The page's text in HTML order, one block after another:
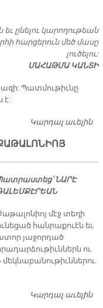
ընելու կարողութեան
հարցերուն մեծ մասը
լուծելու:
ՄԱՀԱԹՄԱ ԿԱՆՏԻ
Պատմութիւնը
է:
Կարդալ աւելին
ՆԱՐԷ
մէջ տեղի
հանրաքուէն եւ
յաջորդած
ու
Կարդալ աւելին